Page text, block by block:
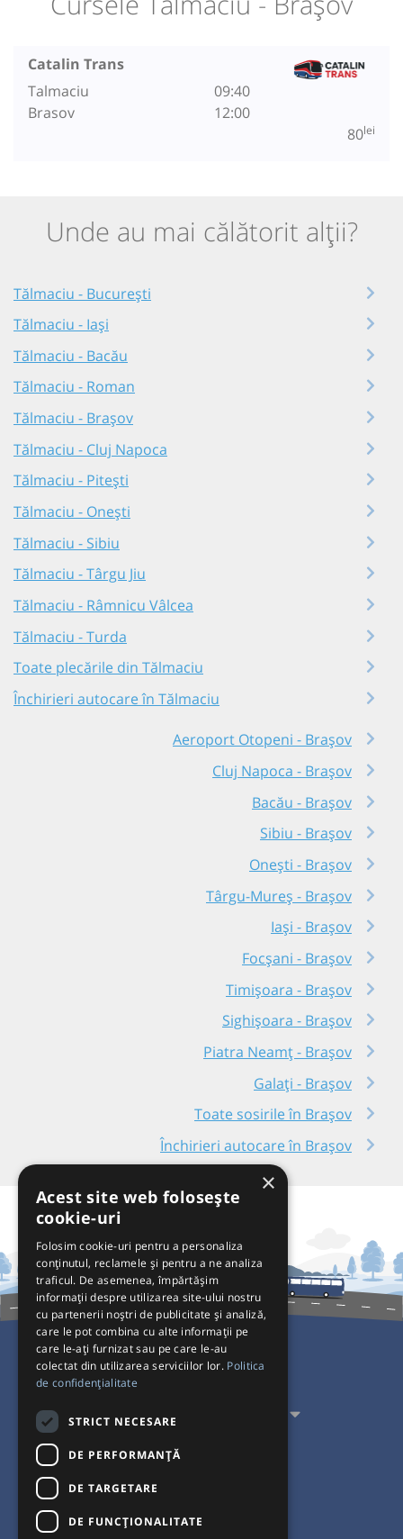
Catalin Trans
Talmaciu
Brasov
09:40
12:00
80lei
Unde au mai călătorit alții?
Tălmaciu - București
Tălmaciu - Iași
Tălmaciu - Bacău
Tălmaciu - Roman
Tălmaciu - Brașov
Tălmaciu - Cluj Napoca
Tălmaciu - Pitești
Tălmaciu - Onești
Tălmaciu - Sibiu
Tălmaciu - Târgu Jiu
Tălmaciu - Râmnicu Vâlcea
Tălmaciu - Turda
Toate plecările din Tălmaciu
Închirieri autocare în Tălmaciu
Aeroport Otopeni - Brașov
Cluj Napoca - Brașov
Bacău - Brașov
Sibiu - Brașov
Onești - Brașov
Târgu-Mureș - Brașov
Iași - Brașov
Focșani - Brașov
Timișoara - Brașov
Sighișoara - Brașov
Piatra Neamț - Brașov
Galați - Brașov
Toate sosirile în Brașov
Închirieri autocare în Brașov
Pentru Călători
Pentru Transportatori
Interacționăm
Acceptăm plăți cu
×
Acest site web folosește
cookie-uri
Folosim cookie-uri pentru a personaliza
conținutul, reclamele și pentru a ne analiza
traficul. De asemenea, împărtășim
informații despre utilizarea site-ului nostru
cu partenerii noștri de publicitate și analiză,
care le pot combina cu alte informații pe
care le-ați furnizat sau pe care le-au
colectat din utilizarea serviciilor lor. Politica
de confidențialitate
STRICT NECESARE
DE PERFORMANȚĂ
DE TARGETARE
DE FUNCŢIONALITATE